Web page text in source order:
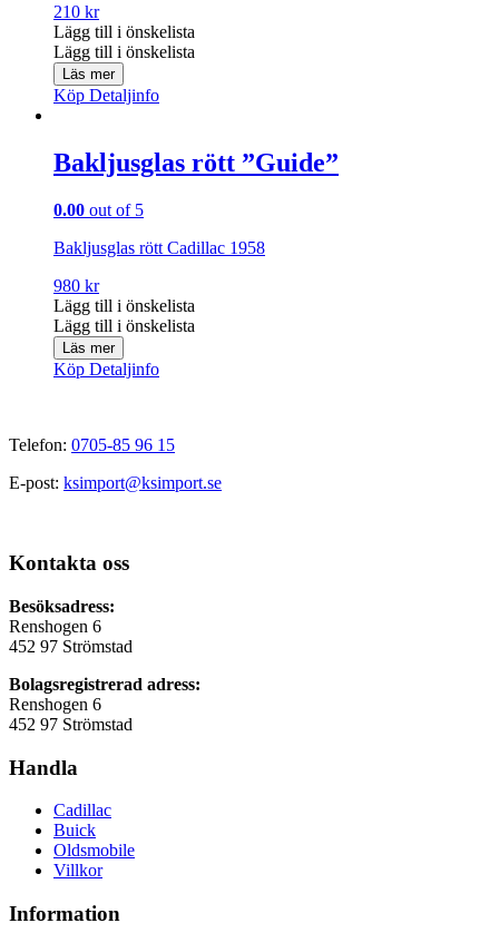
210 kr
Lägg till i önskelista
Lägg till i önskelista
Läs mer
Köp Detaljinfo
Bakljusglas rött ”Guide”
0.00 out of 5
Bakljusglas rött Cadillac 1958
980 kr
Lägg till i önskelista
Lägg till i önskelista
Läs mer
Köp Detaljinfo
Telefon: 0705-85 96 15
E-post: ksimport@ksimport.se
Kontakta oss
Besöksadress:
Renshogen 6
452 97 Strömstad
Bolagsregistrerad adress:
Renshogen 6
452 97 Strömstad
Handla
Cadillac
Buick
Oldsmobile
Villkor
Information